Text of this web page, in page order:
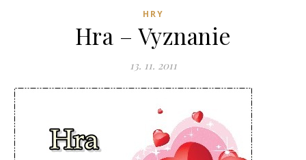
HRY
Hra – Vyznanie
13. 11. 2011